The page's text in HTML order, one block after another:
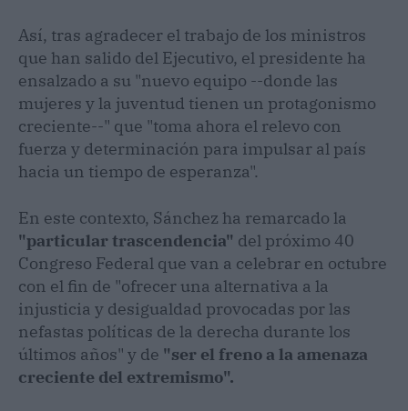
Así, tras agradecer el trabajo de los ministros
que han salido del Ejecutivo, el presidente ha
ensalzado a su "nuevo equipo --donde las
mujeres y la juventud tienen un protagonismo
creciente--" que "toma ahora el relevo con
fuerza y determinación para impulsar al país
hacia un tiempo de esperanza".
En este contexto, Sánchez ha remarcado la
"particular trascendencia" del próximo 40
Congreso Federal que van a celebrar en octubre
con el fin de "ofrecer una alternativa a la
injusticia y desigualdad provocadas por las
nefastas políticas de la derecha durante los
últimos años" y de "ser el freno a la amenaza
creciente del extremismo".